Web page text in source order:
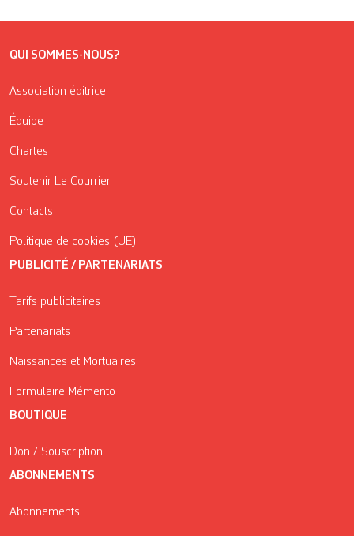
QUI SOMMES-NOUS?
Association éditrice
Équipe
Chartes
Soutenir Le Courrier
Contacts
Politique de cookies (UE)
PUBLICITÉ / PARTENARIATS
Tarifs publicitaires
Partenariats
Naissances et Mortuaires
Formulaire Mémento
BOUTIQUE
Don / Souscription
ABONNEMENTS
Abonnements